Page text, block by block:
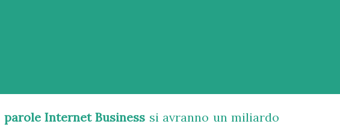
Internet Business si avranno un miliardo